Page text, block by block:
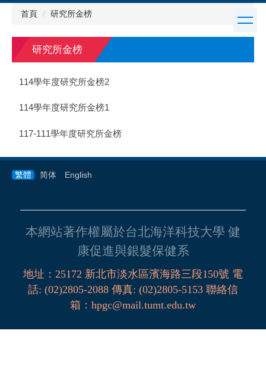
首頁 研究所金榜
研究所金榜
114學年度研究所金榜2
114學年度研究所金榜1
117-111學年度研究所金榜
繁體 简体 English
本網站著作權屬於台北海洋科技大學 健
康促進與銀髮保健系
地址： 25172 新北市淡水區濱海路三段150號 電
話: (02)2805-2088 傳真: (02)2805-5153 聯絡信
箱 ： hpgc@mail.tumt.edu.tw